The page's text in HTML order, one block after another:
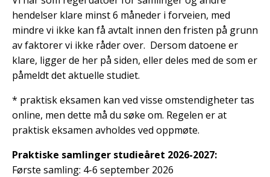
hendelser klare minst 6 måneder i forveien, med
mindre vi ikke kan få avtalt innen den fristen på grunn
av faktorer vi ikke råder over. Dersom datoene er
klare, ligger de her på siden, eller deles med de som er
påmeldt det aktuelle studiet.
* praktisk eksamen kan ved visse omstendigheter tas
online, men dette må du søke om. Regelen er at
praktisk eksamen avholdes ved oppmøte.
Praktiske samlinger studieåret 2026-2027:
Første samling: 4-6 september 2026